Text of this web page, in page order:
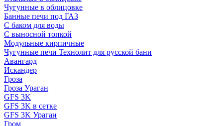
Чугунные в облицовке
Банные печи под ГАЗ
С баком для воды
С выносной топкой
Модульные кирпичные
Чугунные печи Технолит для русской бани
Авангард
Искандер
Гроза
Гроза Ураган
GFS 3K
GFS 3K в сетке
GFS 3K Ураган
Гром